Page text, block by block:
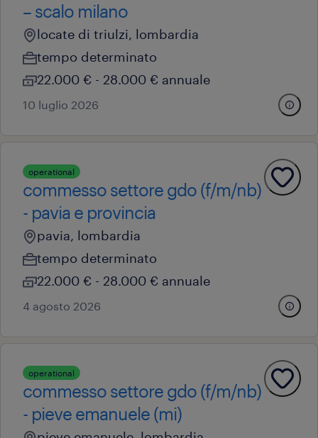
– scalo milano
locate di triulzi, lombardia
tempo determinato
22.000 € - 28.000 € annuale
10 luglio 2026
operational
commesso settore gdo (f/m/nb)
- pavia e provincia
pavia, lombardia
tempo determinato
22.000 € - 28.000 € annuale
4 agosto 2026
operational
commesso settore gdo (f/m/nb)
- pieve emanuele (mi)